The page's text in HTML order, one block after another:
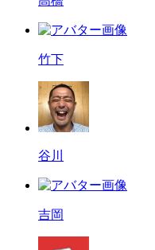
竹下
谷川
吉岡